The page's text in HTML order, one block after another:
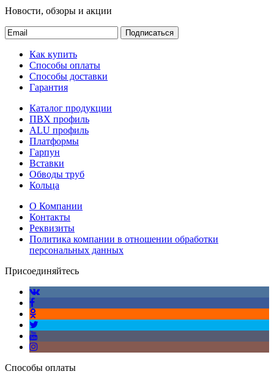
Новости, обзоры и акции
Подписаться
Как купить
Способы оплаты
Способы доставки
Гарантия
Каталог продукции
ПВХ профиль
ALU профиль
Платформы
Гарпун
Вставки
Обводы труб
Кольца
О Компании
Контакты
Реквизиты
Политика компании в отношении обработки
персональных данных
Присоединяйтесь
Способы оплаты